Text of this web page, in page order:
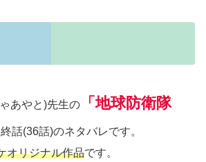
あやと)先生の
「地球防衛隊
話(36話)のネタバレです。
オリジナル作品です。